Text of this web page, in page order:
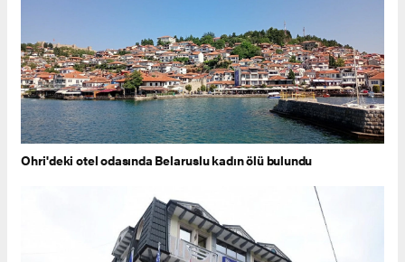
Ohri'deki otel odasında Belaruslu kadın ölü bulundu